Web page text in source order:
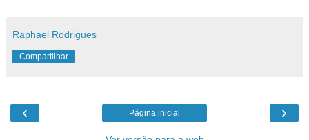
Raphael Rodrigues
Compartilhar
‹ ›
Página inicial